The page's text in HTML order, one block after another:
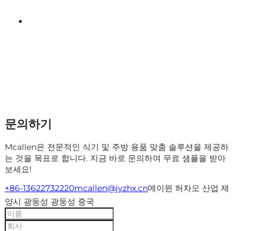
문의하기
Mcallen은 전문적인 식기 및 주방 용품 맞춤 솔루션을 제공하
는 것을 목표로 합니다. 지금 바로 문의하여 무료 샘플을 받아
보세요!
+86-13622732220mcallen@jyzhx.cn메이윈 허차오 산업 제
양시 광둥성 광둥성 중국